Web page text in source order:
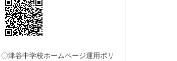
〇津谷中学校ホームページ運用ポリ